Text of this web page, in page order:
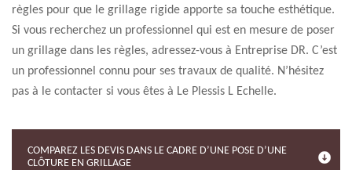
règles pour que le grillage rigide apporte sa touche esthétique.
Si vous recherchez un professionnel qui est en mesure de poser
un grillage dans les règles, adressez-vous à Entreprise DR. C’est
un professionnel connu pour ses travaux de qualité. N’hésitez
pas à le contacter si vous êtes à Le Plessis L Echelle.
COMPAREZ LES DEVIS DANS LE CADRE D’UNE POSE D’UNE
CLÔTURE EN GRILLAGE